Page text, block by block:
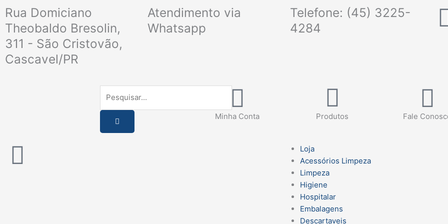
para
conteúdo
Rua Domiciano
Theobaldo Bresolin,
311 - São Cristovão,
Cascavel/PR
Atendimento via
Whatsapp
Telefone: (45) 3225-
4284
Minha Conta Produtos Fale
Loja
Acessórios Limpeza
Limpeza
Higiene
Hospitalar
Embalagens
Descartaveis